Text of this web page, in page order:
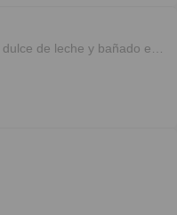
de leche y bañado en